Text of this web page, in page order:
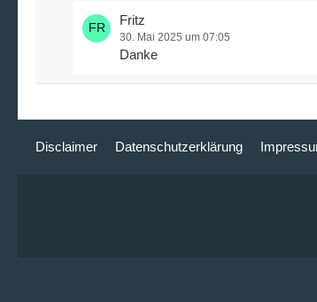
Fritz
30. Mai 2025 um 07:05
Danke
Disclaimer Datenschutzerklärung